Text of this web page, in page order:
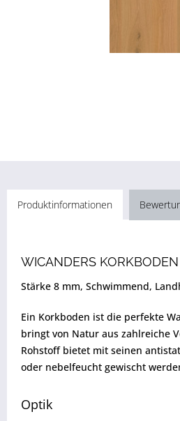
Produktinformationen
WICANDERS
Stärke 8 mm, Schwimmend,
Ein Korkboden ist die perfekte
bringt von Natur aus zahlreiche
Rohstoff bietet mit seinen
oder nebelfeucht gewischt
Optik